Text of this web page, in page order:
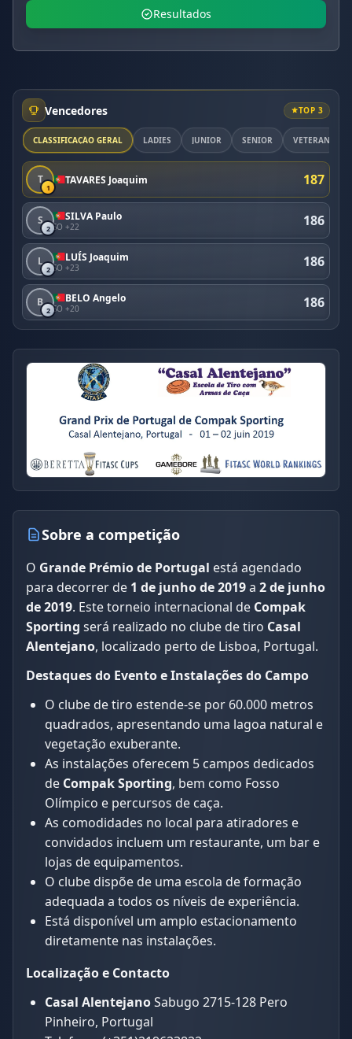
Resultados
Vencedores TOP 3
CLASSIFICAÇÃO GERAL LADIES JUNIOR SENIOR VETERAN
T
1
TAVARES Joaquim 187
S
2
SILVA Paulo
SO +22 186
L
2
LUÍS Joaquim
SO +23 186
B
2
BELO Angelo
SO +20 186
Sobre a competição
O Grande Prémio de Portugal está agendado
para decorrer de 1 de junho de 2019a 2 de junho
de 2019. Este torneio internacional de Compak
Sporting será realizado no clube de tiro Casal
Alentejano, localizado perto de Lisboa, Portugal.
Destaques do Evento e Instalações do Campo
O clube de tiro estende-se por 60.000 metros
quadrados, apresentando uma lagoa natural e
vegetação exuberante.
As instalações oferecem 5 campos dedicados
de Compak Sporting, bem como Fosso
Olímpico e percursos de caça.
As comodidades no local para atiradores e
convidados incluem um restaurante, um bar e
lojas de equipamentos.
O clube dispõe de uma escola de formação
adequada a todos os níveis de experiência.
Está disponível um amplo estacionamento
diretamente nas instalações.
Localização e Contacto
Casal AlentejanoSabugo 2715-128 Pero
Pinheiro, Portugal